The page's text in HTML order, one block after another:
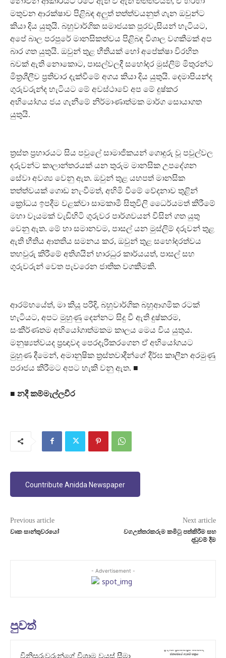
මතුවන ආරක්ෂාව පිළිබඳ අලුත් තත්ත්වයනුත් ගැන ඔවුන්ට
කියා දිය යුතුයි. බහුවාර්ගික සමාජයක පුරවැසියන් හැටියට,
අපේ බාල පරපුරේ මානසිකත්වය පිළිබඳ විශාල වගකීමක් අප
බාර ගත යුතුයි. ඔවුන් තුළ භීතියක් හෝ අපේක්ෂා විරහිත
බවක් ඇති නොකොට, පාසල්වලදී සහෝදර මුස්ලිම් මිතුරන්ට
මිත්‍රශීලීව ප්‍රතිචාර දැක්වීමේ අගය කියා දිය යුතුයි. දෙමාපියන්ද
ගුරුවරුන්ද හැටියට මේ අවස්ථාවේ අප මේ දුෂ්කර
අභියෝගය ජය ගැනීමේ නිර්මාණාත්මක මාර්ග සොයාගත
යුතුයි.
ත්‍රස්ත ප්‍රහාරයට සිය පවුලේ සාමාජිකයන් ගොදුරු වූ පවුල්වල
දරුවන්ට කාලාන්තරයක් යන තුරුම මානසික උපදේශන
සේවා අවශ්‍ය වෙනු ඇත. ඔවුන් තුළ යහපත් මානසික
තත්ත්වයක් ගොඩ නැංවීමත්, අහිමි වීමේ වේදනාව තුළින්
ක්‍රෝධය ඉපදීම වළක්වා සාමකාමී සිතුවිලි ධෛර්යමත් කිරීමේ
මහා වෑයමක් වැඩිහිටි ගුරුවර පාර්ශවයන් විසින් ගත යුතු
වෙනු ඇත. මේ හා සමානවම, පාසල් යන මුස්ලිම් දරුවන් තුළ
ඇති භීතිය ආතතිය සමනය කර, ඔවුන් තුළ සහෝදරත්වය
තහවුරු කිරීමේ අතිශයින් භාරධුර කාර්යයත්, පාසල් සහ
ගුරුවරුන් වෙත පැවරෙන ජාතික වගකීමකි.
ආරම්භයේත්, මා කියූ පරිදි, බහුවාර්ගික බහුආගමික රටක්
හැටියට, අපට මුහුණු දෙන්නට සිදු වී ඇති දුෂ්කරම,
සංකීර්ණතම අභියෝගාත්මකම කාලය මෙය විය යුතුය.
මනුෂ්‍යත්වයද ප්‍රඥාවද පෙරදැරිකරගෙන ඒ අභියෝගයට
මුහුණ දීමෙන්, අමානුෂික ත්‍රස්තවාදීන්ගේ දීර්ඝ කාලීන අරමුණු
පරාජය කිරීමට අපට හැකි වනු ඇත. ■
■ නදී කම්මැල්ලවීර
Countribute Anidda Newspaper
Previous article
වෘක සාන්තුවරයෝ
Next article
වගඋත්තරකරුම කමිටු පත්කිරීම සහ
දඬුවම් දීම
- Advertisement -
පුවත්
විනිසුරුවරුන්ගේ විශ්‍රාම වයස් සීමා